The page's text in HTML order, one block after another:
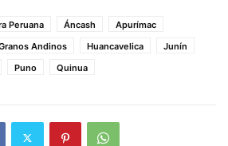
Peruana Áncash
Apurímac
Andinos Huancavelica
Junín
Puno Quinua